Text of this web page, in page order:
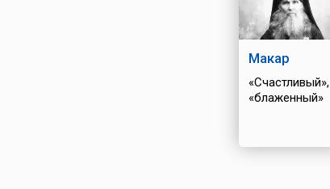
Макар
«Счастливый»,
«блаженный»